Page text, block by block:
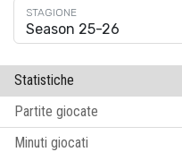
Season 25-26
Statistiche
Partite giocate
Minuti giocati